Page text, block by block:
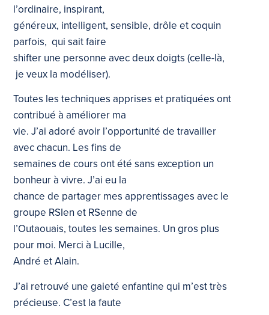
l’ordinaire, inspirant,
généreux, intelligent, sensible, drôle et coquin
parfois, qui sait faire
shifter une personne avec deux doigts (celle-là,
je veux la modéliser).
Toutes les techniques apprises et pratiquées ont
contribué à améliorer ma
vie. J’ai adoré avoir l’opportunité de travailler
avec chacun. Les fins de
semaines de cours ont été sans exception un
bonheur à vivre. J’ai eu la
chance de partager mes apprentissages avec le
groupe RSIen et RSenne de
l’Outaouais, toutes les semaines. Un gros plus
pour moi. Merci à Lucille,
André et Alain.
J’ai retrouvé une gaieté enfantine qui m’est très
précieuse. C’est la faute